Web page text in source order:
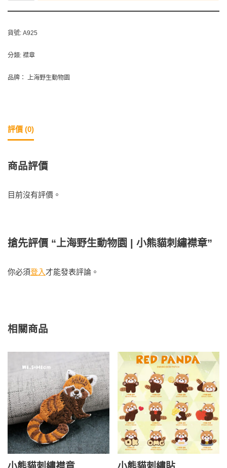
貨號: A925
分類: 襟章
品牌： 上海野生動物園
評價 (0)
商品評價
目前沒有評價。
搶先評價 “上海野生動物園 | 小熊貓刺繡襟章”
你必須登入 才能發表評論。
相關商品